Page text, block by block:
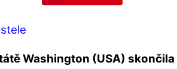
Washington (USA)